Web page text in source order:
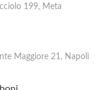
120 dal mare , Giugliano
199, Meta
Maggiore 21, Napoli